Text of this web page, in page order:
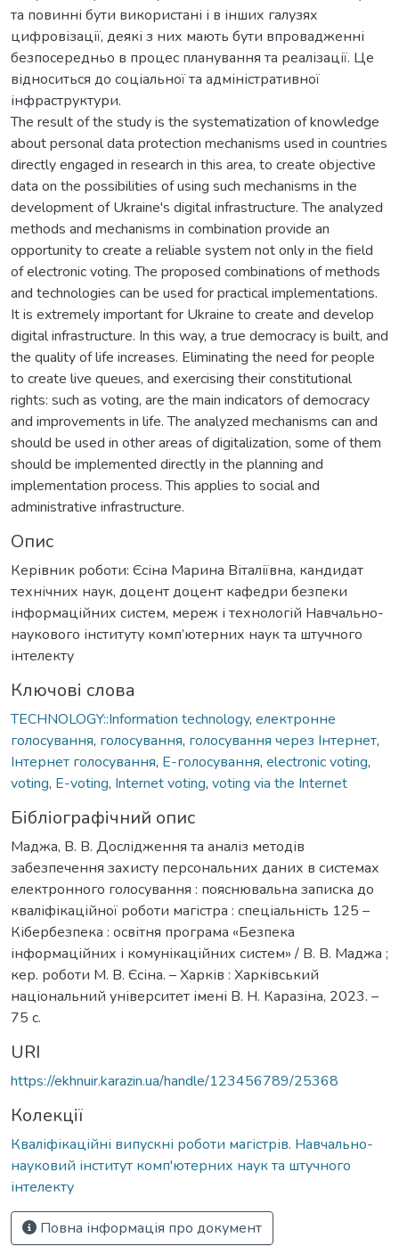
та повинні бути використані і в інших галузях
цифровізації, деякі з них мають бути впровадженні
безпосередньо в процес планування та реалізації. Це
відноситься до соціальної та адміністративної
інфраструктури.
The result of the study is the systematization of knowledge
about personal data protection mechanisms used in countries
directly engaged in research in this area, to create objective
data on the possibilities of using such mechanisms in the
development of Ukraine's digital infrastructure. The analyzed
methods and mechanisms in combination provide an
opportunity to create a reliable system not only in the field
of electronic voting. The proposed combinations of methods
and technologies can be used for practical implementations.
It is extremely important for Ukraine to create and develop
digital infrastructure. In this way, a true democracy is built, and
the quality of life increases. Eliminating the need for people
to create live queues, and exercising their constitutional
rights: such as voting, are the main indicators of democracy
and improvements in life. The analyzed mechanisms can and
should be used in other areas of digitalization, some of them
should be implemented directly in the planning and
implementation process. This applies to social and
administrative infrastructure.
Опис
Керівник роботи: Єсіна Марина Віталіївна, кандидат
технічних наук, доцент доцент кафедри безпеки
інформаційних систем, мереж і технологій Навчально-
наукового інституту комп’ютерних наук та штучного
інтелекту
Ключові слова
TECHNOLOGY::Information technology, електронне
голосування, голосування, голосування через Інтернет,
Інтернет голосування, Е-голосування, electronic voting,
voting, E-voting, Internet voting, voting via the Internet
Бібліографічний опис
Маджа, В. В. Дослідження та аналіз методів
забезпечення захисту персональних даних в системах
електронного голосування : пояснювальна записка до
кваліфікаційної роботи магістра : спеціальність 125 –
Кібербезпека : освітня програма «Безпека
інформаційних і комунікаційних систем» / В. В. Маджа ;
кер. роботи М. В. Єсіна. – Харків : Харківський
національний університет імені В. Н. Каразіна, 2023. –
75 с.
URI
https://ekhnuir.karazin.ua/handle/123456789/25368
Колекції
Кваліфікаційні випускні роботи магістрів. Навчально-
науковий інститут комп'ютерних наук та штучного
інтелекту
Повна інформація про документ